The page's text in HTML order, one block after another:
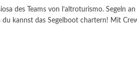
des Teams von l’altroturismo. Segeln
kannst das Segelboot chartern! Mit